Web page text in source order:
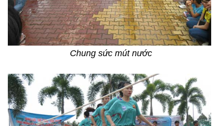
Chung sức mút nước